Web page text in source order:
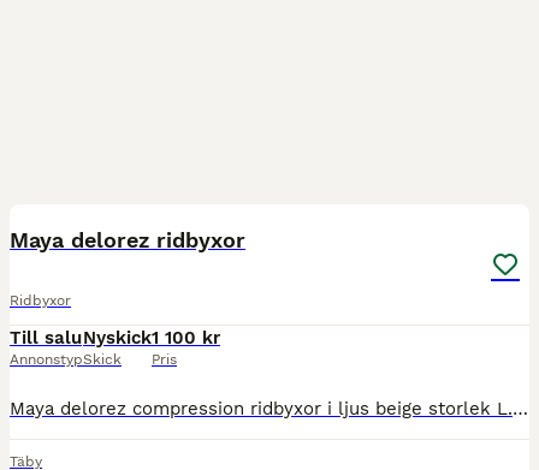
Maya delorez ridbyxor
Ridbyxor
Till salu
Annonstyp
Nyskick
Skick
1 100 kr
Pris
Maya delorez compression ridbyxor i ljus beige storlek L. Endast använda en gång (ej vid ridning) men passade tyvärr inte mig. Lappen klippt, annars är de i nyskick. Kan skickas mot frakt eller hämtas
Täby